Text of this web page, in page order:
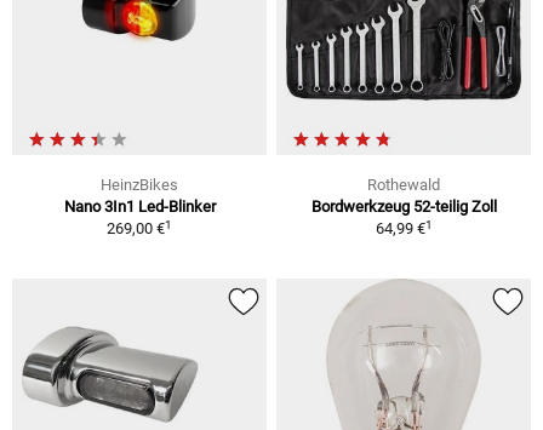
HeinzBikes
Nano 3In1 Led-Blinker
269,00 €1
Rothewald
Bordwerkzeug 52-teilig Zoll
64,99 €1